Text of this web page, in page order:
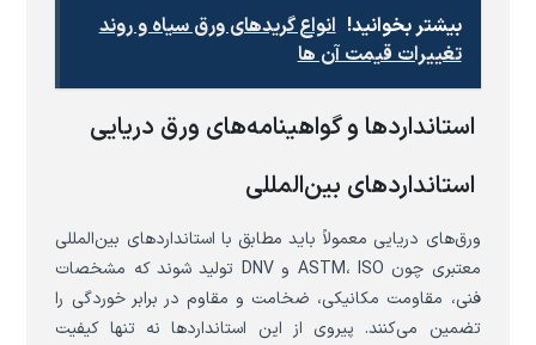
بیشتر بخوانید! انواع گریدهای ورق سیاه و روند
تغییرات قیمت آن ها
استانداردها و گواهینامه‌های ورق دریایی
استانداردهای بین‌المللی
ورق‌های دریایی معمولاً باید مطابق با استانداردهای بین‌المللی
معتبری چون ASTM، ISO و DNV تولید شوند که مشخصات
فنی، مقاومت مکانیکی، ضخامت و مقاوم در برابر خوردگی را
تضمین می‌کنند. پیروی از این استانداردها نه تنها کیفیت